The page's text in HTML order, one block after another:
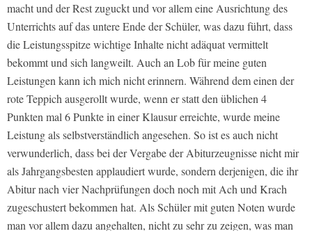
macht und der Rest zuguckt und vor allem eine Ausrichtung des
Unterrichts auf das untere Ende der Schüler, was dazu führt, dass
die Leistungsspitze wichtige Inhalte nicht adäquat vermittelt
bekommt und sich langweilt. Auch an Lob für meine guten
Leistungen kann ich mich nicht erinnern. Während dem einen der
rote Teppich ausgerollt wurde, wenn er statt den üblichen 4
Punkten mal 6 Punkte in einer Klausur erreichte, wurde meine
Leistung als selbstverständlich angesehen. So ist es auch nicht
verwunderlich, dass bei der Vergabe der Abiturzeugnisse nicht mir
als Jahrgangsbesten applaudiert wurde, sondern derjenigen, die ihr
Abitur nach vier Nachprüfungen doch noch mit Ach und Krach
zugeschustert bekommen hat. Als Schüler mit guten Noten wurde
man vor allem dazu angehalten, nicht zu sehr zu zeigen, was man